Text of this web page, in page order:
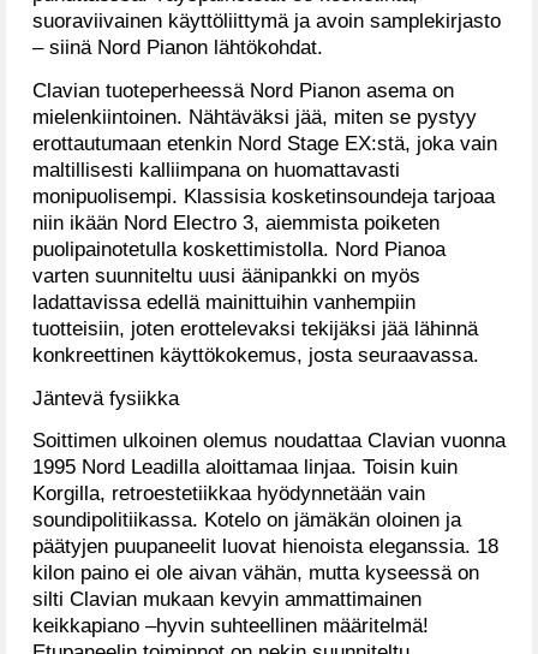
suoraviivainen käyttöliittymä ja avoin samplekirjasto
– siinä Nord Pianon lähtökohdat.
Clavian tuoteperheessä Nord Pianon asema on
mielenkiintoinen. Nähtäväksi jää, miten se pystyy
erottautumaan etenkin Nord Stage EX:stä, joka vain
maltillisesti kalliimpana on huomattavasti
monipuolisempi. Klassisia kosketinsoundeja tarjoaa
niin ikään Nord Electro 3, aiemmista poiketen
puolipainotetulla koskettimistolla. Nord Pianoa
varten suunniteltu uusi äänipankki on myös
ladattavissa edellä mainittuihin vanhempiin
tuotteisiin, joten erottelevaksi tekijäksi jää lähinnä
konkreettinen käyttökokemus, josta seuraavassa.
Jäntevä fysiikka
Soittimen ulkoinen olemus noudattaa Clavian vuonna
1995 Nord Leadilla aloittamaa linjaa. Toisin kuin
Korgilla, retroestetiikkaa hyödynnetään vain
soundipolitiikassa. Kotelo on jämäkän oloinen ja
päätyjen puupaneelit luovat hienoista eleganssia. 18
kilon paino ei ole aivan vähän, mutta kyseessä on
silti Clavian mukaan kevyin ammattimainen
keikkapiano –hyvin suhteellinen määritelmä!